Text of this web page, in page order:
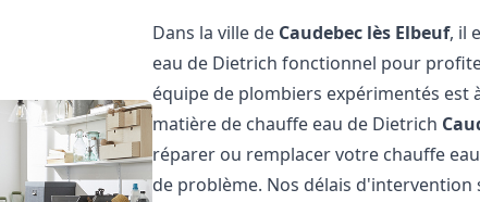
Dans la ville de Caudebec lès Elbeuf, il
eau de Dietrich fonctionnel pour
équipe de plombiers expérimentés
matière de chauffe eau de Dietrich
réparer ou remplacer votre chauffe
de problème. Nos délais